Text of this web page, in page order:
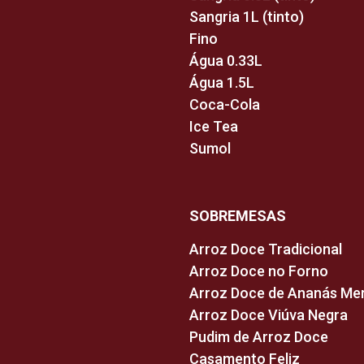
Sangria 1L (tinto)
Fino
Água 0.33L
Água 1.5L
Coca-Cola
Ice Tea
Sumol
SOBREMESAS
Arroz Doce Tradicional
Arroz Doce no Forno
Arroz Doce de Ananás
Arroz Doce Viúva Negra
Pudim de Arroz Doce
Casamento Feliz